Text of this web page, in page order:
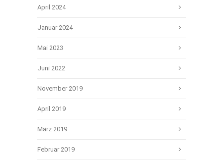
April 2024
Januar 2024
Mai 2023
Juni 2022
November 2019
April 2019
März 2019
Februar 2019